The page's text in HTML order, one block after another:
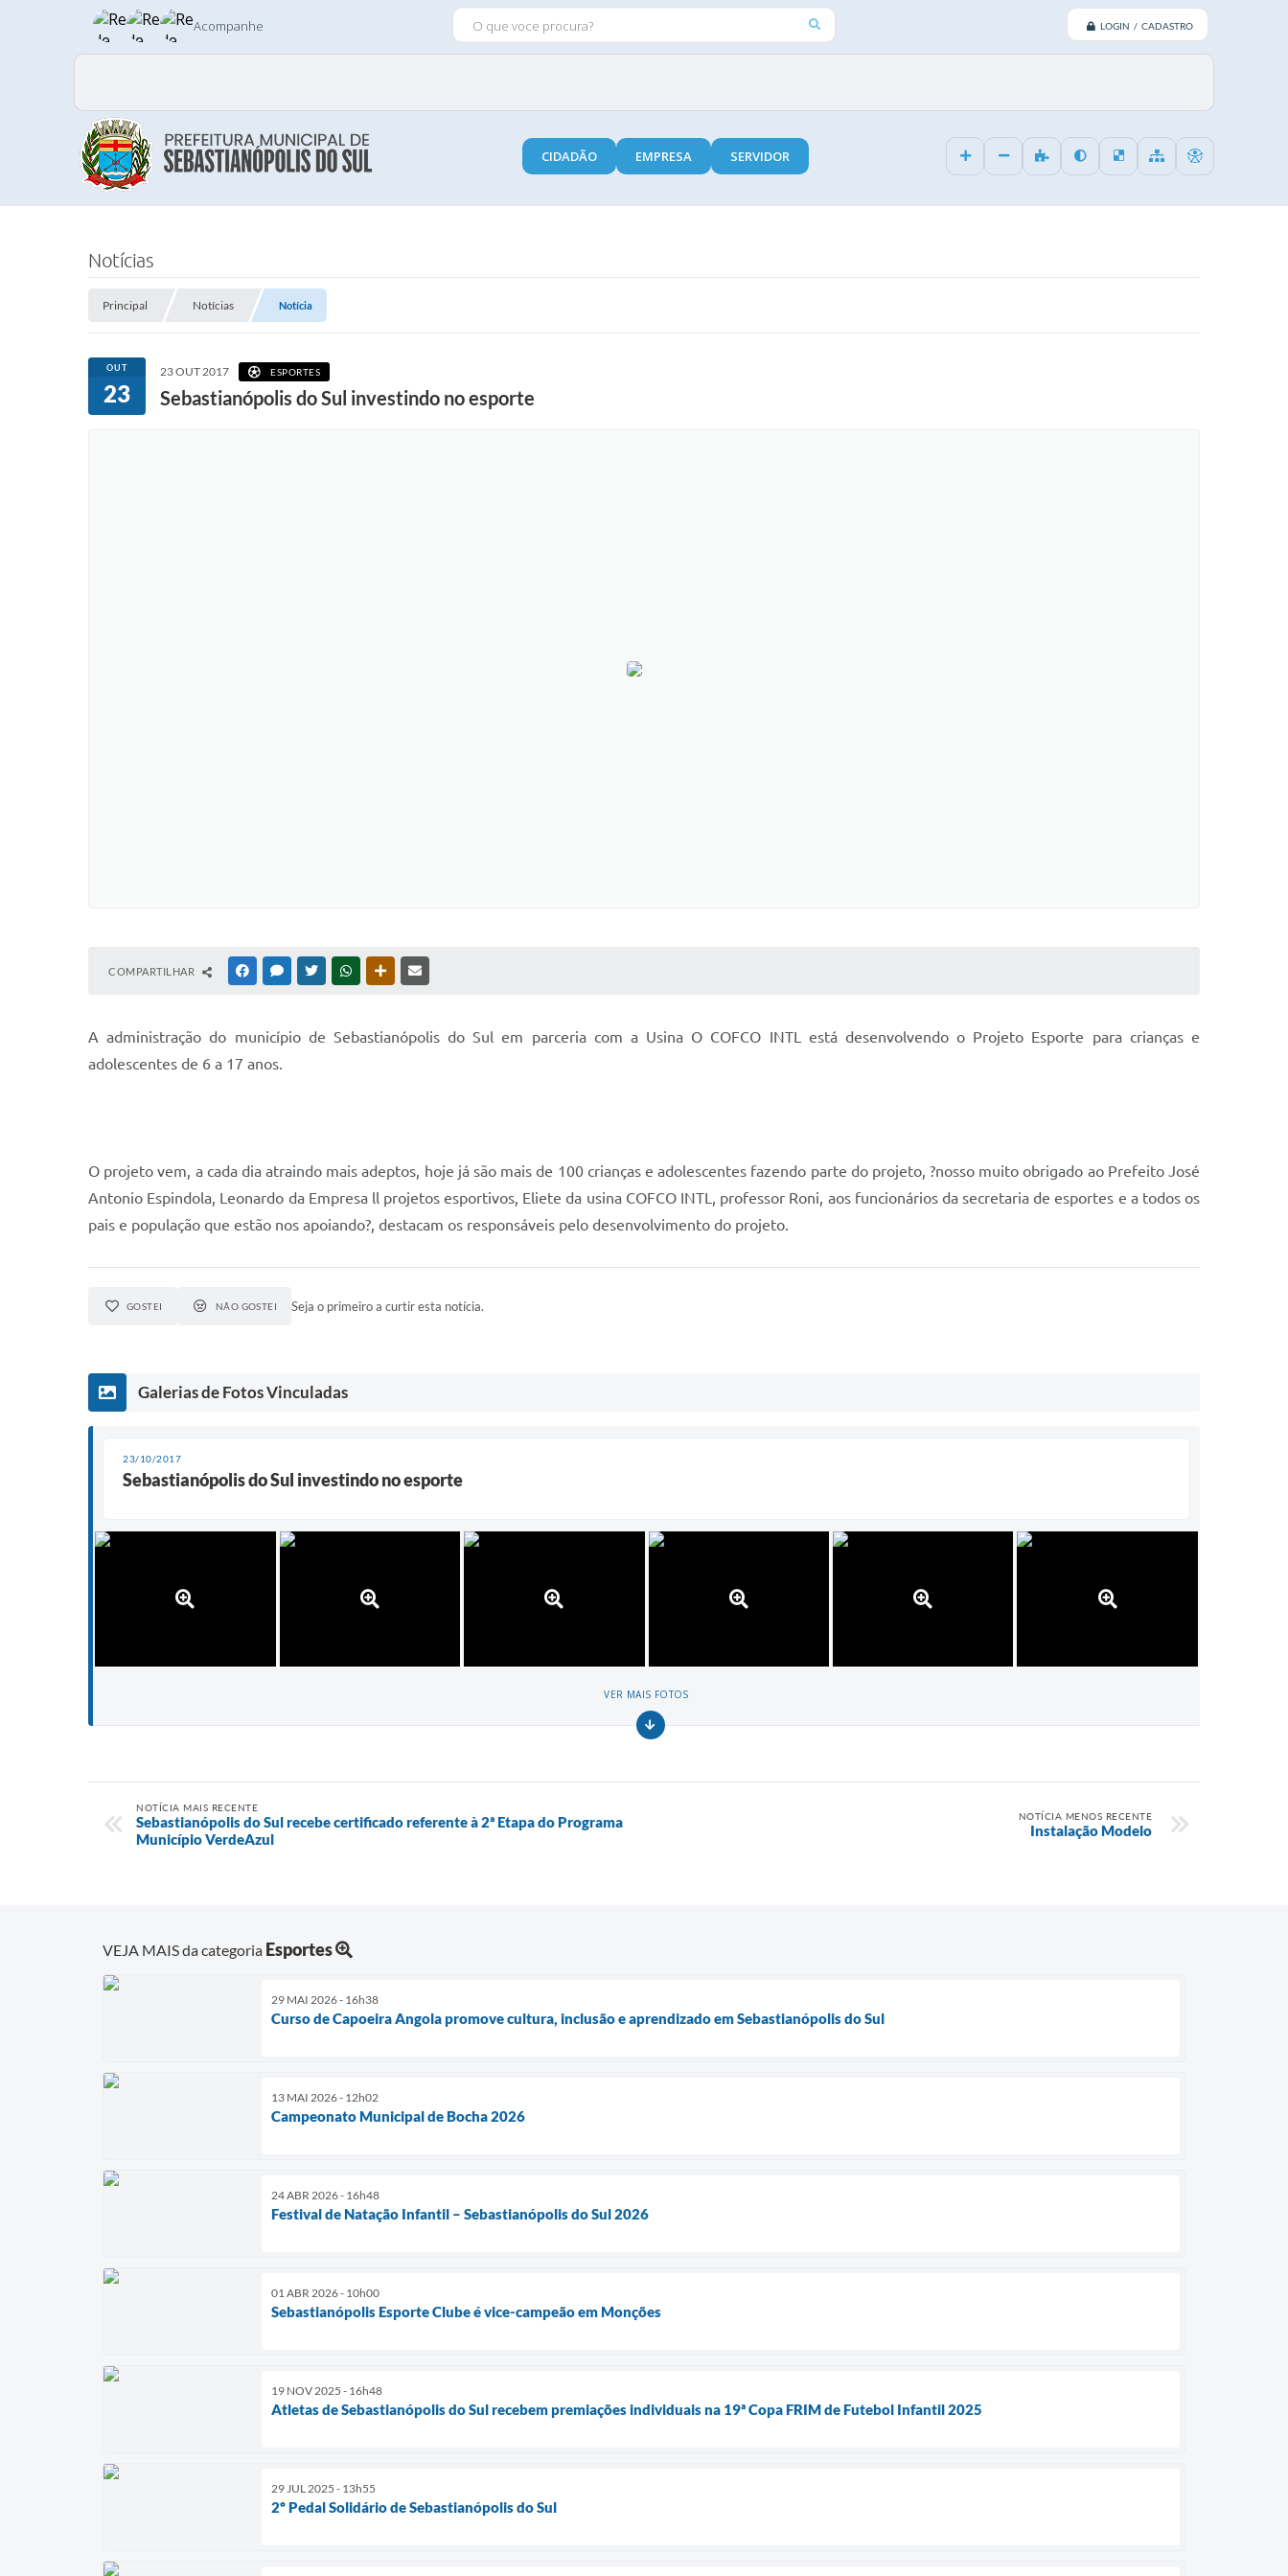
LOGIN / CADASTRO
O QUE VOCE PROCURA?
Acompanhe
CIDADÃO EMPRESA SERVIDOR
Notícias
Principal Notícias Notícia
OUT
23
23 OUT 2017 ESPORTES
Sebastianópolis do Sul investindo no esporte
COMPARTILHAR FACEBOOKMESSENGER
TWITTERWHATSAPPOUTRAS MÍDIAS
A administração do município de Sebastianópolis do Sul em parceria com a Usina O COFCO INTL está desenvolvendo o Projeto Esporte para crianças e
adolescentes de 6 a 17 anos.
O projeto vem, a cada dia atraindo mais adeptos, hoje já são mais de 100 crianças e adolescentes fazendo parte do projeto, ?nosso muito obrigado ao Prefeito José
Antonio Espindola, Leonardo da Empresa ll projetos esportivos, Eliete da usina COFCO INTL, professor Roni, aos funcionários da secretaria de esportes e a todos os
pais e população que estão nos apoiando?, destacam os responsáveis pelo desenvolvimento do projeto.
GOSTEI NÃO GOSTEI Seja o primeiro a curtir esta notícia.
Galerias de Fotos Vinculadas
23/10/2017
Sebastianópolis do Sul investindo no esporte
VER MAIS FOTOS
NOTÍCIA MAIS RECENTE
Sebastianópolis do Sul recebe certificado referente à 2ª Etapa do Programa
Município VerdeAzul
NOTÍCIA MENOS RECENTE
Instalação Modelo
VEJA MAIS da categoria Esportes
29 MAI 2026 - 16h38
Curso de Capoeira Angola promove cultura, inclusão e aprendizado em Sebastianópolis do Sul
13 MAI 2026 - 12h02
Campeonato Municipal de Bocha 2026
24 ABR 2026 - 16h48
Festival de Natação Infantil – Sebastianópolis do Sul 2026
01 ABR 2026 - 10h00
Sebastianópolis Esporte Clube é vice-campeão em Monções
19 NOV 2025 - 16h48
Atletas de Sebastianópolis do Sul recebem premiações individuais na 19ª Copa FRIM de Futebol Infantil 2025
29 JUL 2025 - 13h55
2º Pedal Solidário de Sebastianópolis do Sul